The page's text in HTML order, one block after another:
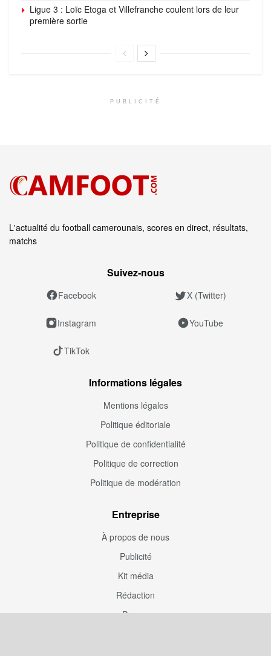
Ligue 3 : Loïc Etoga et Villefranche coulent lors de leur
première sortie
PUBLICITÉ
L'actualité du football camerounais, scores en direct, résultats,
matchs
Suivez‑nous
Facebook X (Twitter)
Instagram YouTube
TikTok
Informations légales
Mentions légales
Politique éditoriale
Politique de confidentialité
Politique de correction
Politique de modération
Entreprise
À propos de nous
Publicité
Kit média
Rédaction
Presse